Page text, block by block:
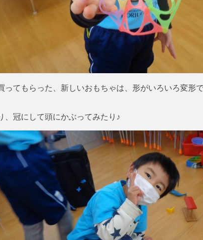
ってもらった、新しいおもちゃは、形がいろいろ変形
、冠にして頭にかぶってみたり♪